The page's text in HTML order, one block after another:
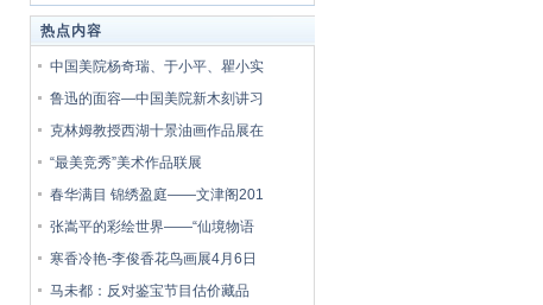
一楼开...
热点内容
中国美院杨奇瑞、于小平、瞿小实
鲁迅的面容—中国美院新木刻讲习
克林姆教授西湖十景油画作品展在
“最美竞秀”美术作品联展
春华满目 锦绣盈庭——文津阁201
张嵩平的彩绘世界——“仙境物语
寒香冷艳-李俊香花鸟画展4月6日
马未都：反对鉴宝节目估价藏品